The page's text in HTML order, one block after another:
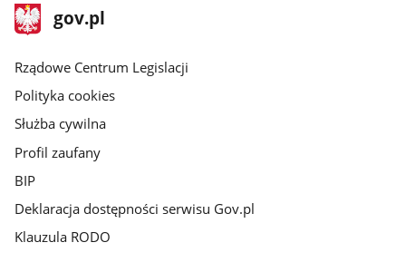
stopka
gov.plStrona
gov.pl
Rządowe Centrum Legislacji
Polityka cookies
Służba cywilna
Profil zaufany
BIP
Deklaracja dostępności serwisu Gov.pl
Klauzula RODO